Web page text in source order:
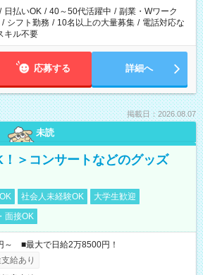
/ 日払いOK / 40～50代活躍中 / 副業・Wワーク
/ シフト勤務 / 10名以上の大量募集 / 電話対応な
キル不要
応募する 詳細へ
掲載日：2026.08.07
未読
！＞コンサートなどのグッズ
社会人未経験OK
大学生歓迎
面接OK
～ ■最大で日給2万8500円！
給あり